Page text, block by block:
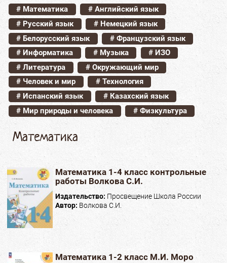
# Математика
# Английский язык
# Русский язык
# Немецкий язык
# Белорусский язык
# Французский язык
# Информатика
# Музыка
# ИЗО
# Литература
# Окружающий мир
# Человек и мир
# Технология
# Испанский язык
# Казахский язык
# Мир природы и человека
# Физкультура
Математика
Математика 1-4 класс контрольные
работы Волкова С.И.
Издательство: Просвещение Школа России
Автор: Волкова С.И.
Математика 1-2 класс М.И. Моро